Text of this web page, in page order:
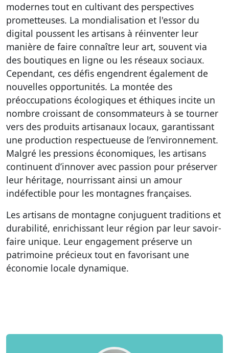
modernes tout en cultivant des perspectives
prometteuses. La mondialisation et l'essor du
digital poussent les artisans à réinventer leur
manière de faire connaître leur art, souvent via
des boutiques en ligne ou les réseaux sociaux.
Cependant, ces défis engendrent également de
nouvelles opportunités. La montée des
préoccupations écologiques et éthiques incite un
nombre croissant de consommateurs à se tourner
vers des produits artisanaux locaux, garantissant
une production respectueuse de l’environnement.
Malgré les pressions économiques, les artisans
continuent d’innover avec passion pour préserver
leur héritage, nourrissant ainsi un amour
indéfectible pour les montagnes françaises.
Les artisans de montagne conjuguent traditions et
durabilité, enrichissant leur région par leur savoir-
faire unique. Leur engagement préserve un
patrimoine précieux tout en favorisant une
économie locale dynamique.